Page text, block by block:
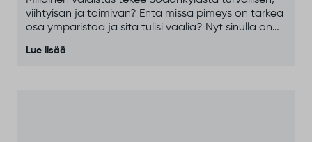
viihtyisän ja toimivan? Entä missä pimeys on tärkeä
osa ympäristöä ja sitä tulisi vaalia? Nyt sinulla on
siihen, miten valaistusta ja pimeyttä huomioidaan
Lue lisää